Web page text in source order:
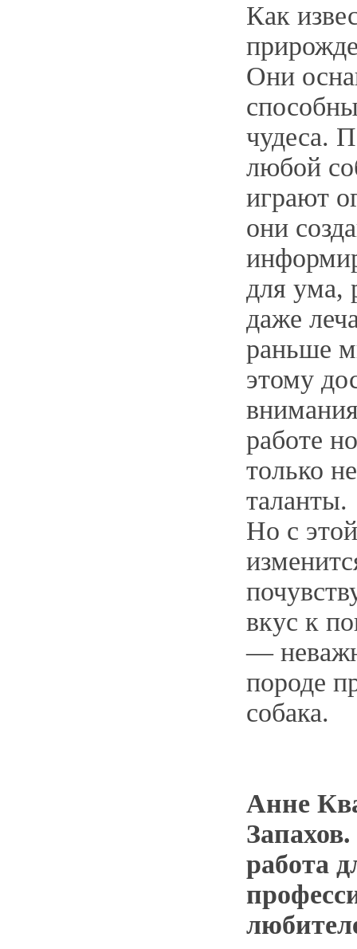
Как
Они
чудеса.
любой
играют
они
для ума,
даже
раньше
этому
работе
только
таланты.
Но с
вкус к
—
породе
собака.
Анне
работа